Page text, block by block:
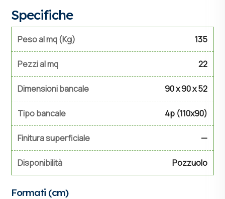
Specifiche
Peso al mq (Kg) 135
Pezzi al mq 22
Dimensioni bancale 90 x 90 x 52
Tipo bancale 4p (110x90)
Finitura superficiale —
Disponibilità Pozzuolo
Formati (cm)